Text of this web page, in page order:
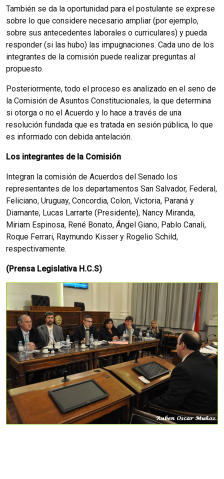
También se da la oportunidad para el postulante se exprese
sobre lo que considere necesario ampliar (por ejemplo,
sobre sus antecedentes laborales o curriculares) y pueda
responder (si las hubo) las impugnaciones. Cada uno de los
integrantes de la comisión puede realizar preguntas al
propuesto.
Posteriormente, todo el proceso es analizado en el seno de
la Comisión de Asuntos Constitucionales, la que determina
si otorga o no el Acuerdo y lo hace a través de una
resolución fundada que es tratada en sesión pública, lo que
es informado con debida antelación.
Los integrantes de la Comisión
Integran la comisión de Acuerdos del Senado los
representantes de los departamentos San Salvador, Federal,
Feliciano, Uruguay, Concordia, Colon, Victoria, Paraná y
Diamante, Lucas Larrarte (Presidente), Nancy Miranda,
Miriam Espinosa, René Bonato, Ángel Giano, Pablo Canali,
Roque Ferrari, Raymundo Kisser y Rogelio Schild,
respectivamente.
(Prensa Legislativa H.C.S)